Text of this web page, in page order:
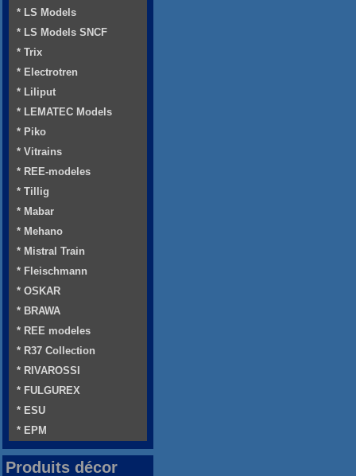
* LS Models
* LS Models SNCF
* Trix
* Electrotren
* Liliput
* LEMATEC Models
* Piko
* Vitrains
* REE-modeles
* Tillig
* Mabar
* Mehano
* Mistral Train
* Fleischmann
* OSKAR
* BRAWA
* REE modeles
* R37 Collection
* RIVAROSSI
* FULGUREX
* ESU
* EPM
Produits décor